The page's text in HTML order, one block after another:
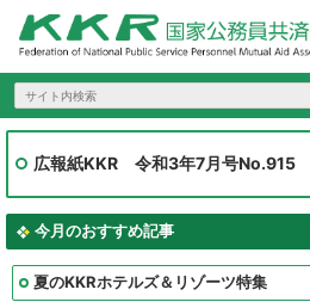
広報紙KKR 令和3年7月号No.915
今月のおすすめ記事
夏のKKRホテルズ＆リゾーツ特集